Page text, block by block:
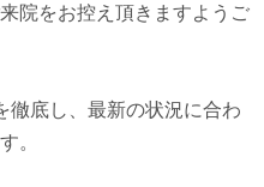
院をお控え頂きますようご
徹底し、最新の状況に合わ
。